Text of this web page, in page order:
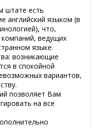
штате есть
английский языком (в
что,
ведущих
языке.
возникающие
в спокойной
вариантов,
позволяет Вам
на все